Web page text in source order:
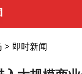
> 即时新闻